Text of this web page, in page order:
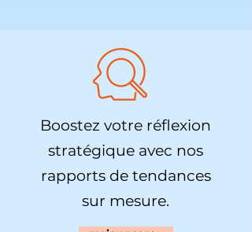
Boostez votre réflexion
stratégique avec nos
rapports de tendances
sur mesure.